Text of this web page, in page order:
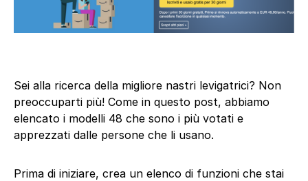
Sei alla ricerca della migliore nastri levigatrici? Non
preoccuparti più! Come in questo post, abbiamo
elencato i modelli 48 che sono i più votati e
apprezzati dalle persone che li usano.
Prima di iniziare, crea un elenco di funzioni che stai